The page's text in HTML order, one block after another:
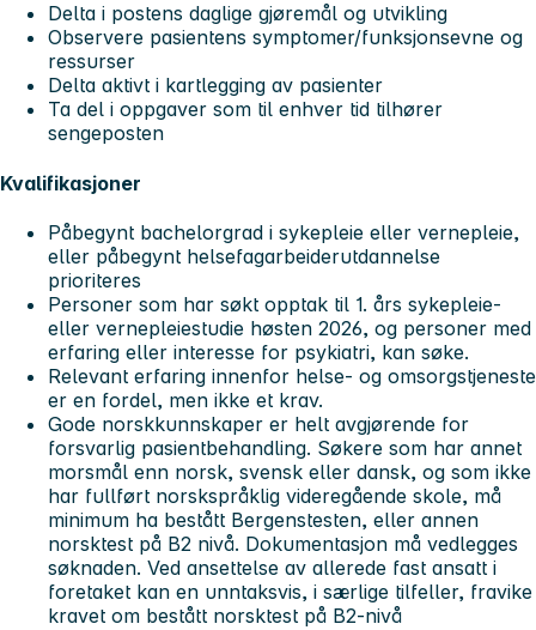
Delta i postens daglige gjøremål og utvikling
Observere pasientens symptomer/funksjonsevne og
ressurser
Delta aktivt i kartlegging av pasienter
Ta del i oppgaver som til enhver tid tilhører
sengeposten
Kvalifikasjoner
Påbegynt bachelorgrad i sykepleie eller vernepleie,
eller påbegynt helsefagarbeiderutdannelse
prioriteres
Personer som har søkt opptak til 1. års sykepleie-
eller vernepleiestudie høsten 2026, og personer med
erfaring eller interesse for psykiatri, kan søke.
Relevant erfaring innenfor helse- og omsorgstjeneste
er en fordel, men ikke et krav.
Gode norskkunnskaper er helt avgjørende for
forsvarlig pasientbehandling. Søkere som har annet
morsmål enn norsk, svensk eller dansk, og som ikke
har fullført norskspråklig videregående skole, må
minimum ha bestått Bergenstesten, eller annen
norsktest på B2 nivå. Dokumentasjon må vedlegges
søknaden. Ved ansettelse av allerede fast ansatt i
foretaket kan en unntaksvis, i særlige tilfeller, fravike
kravet om bestått norsktest på B2-nivå